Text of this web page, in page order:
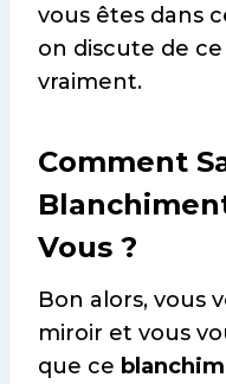
vous êtes dans
on discute de
vraiment.
Comment
Vous ?
Bon alors, vous
miroir et vous
que ce